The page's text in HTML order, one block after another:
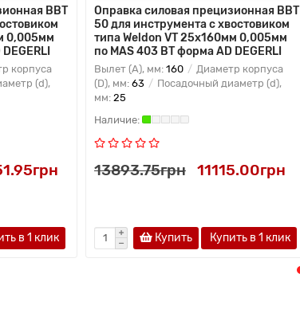
BBT
0,005мм
корпуса
(d),
в 1 клик
Оправка силовая прецизионная BBT
50 для инструмента с хвостовиком
типа Weldon VT 25x160мм 0,005мм
по MAS 403 BT форма AD DEGERLI
Вылет (A), мм: 160
Диаметр корпуса
(D), мм: 63
Посадочный диаметр (d),
мм: 25
13893.75грн 11115.00грн
Купить Купить в 1 клик